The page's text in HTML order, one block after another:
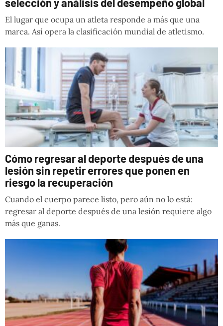
El lugar que ocupa un atleta responde a más que una
marca. Así opera la clasificación mundial de atletismo.
Cómo regresar al deporte después de una
lesión sin repetir errores que ponen en
riesgo la recuperación
Cuando el cuerpo parece listo, pero aún no lo está:
regresar al deporte después de una lesión requiere algo
más que ganas.